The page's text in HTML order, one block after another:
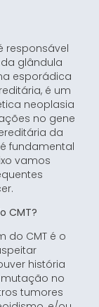
responsável
glândula
esporádica
é um
neoplasia
no gene
da
fundamental
vamos
CMT?
do CMT é o
história
no
tumores